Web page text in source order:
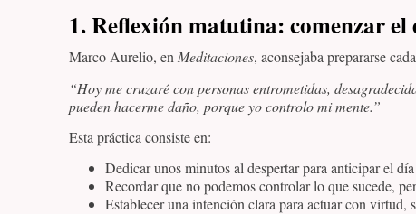
1. Reflexión matutina: comenzar
Marco Aurelio, en Meditaciones, aconsejaba prepararse
“Hoy me cruzaré con personas entrometidas,
pueden hacerme daño, porque yo controlo mi mente.”
Esta práctica consiste en:
Dedicar unos minutos al despertar para anticipar el
Recordar que no podemos controlar lo que sucede,
Establecer una intención clara para actuar con virtud,